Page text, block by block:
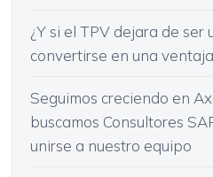
¿Y si el TPV dejara de
convertirse en una
Seguimos creciendo en
buscamos Consultores
unirse a nuestro equipo